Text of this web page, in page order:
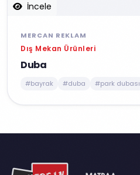
İncele
MERCAN REKLAM
Dış Mekan Ürünleri
Duba
#bayrak #duba #park dubası